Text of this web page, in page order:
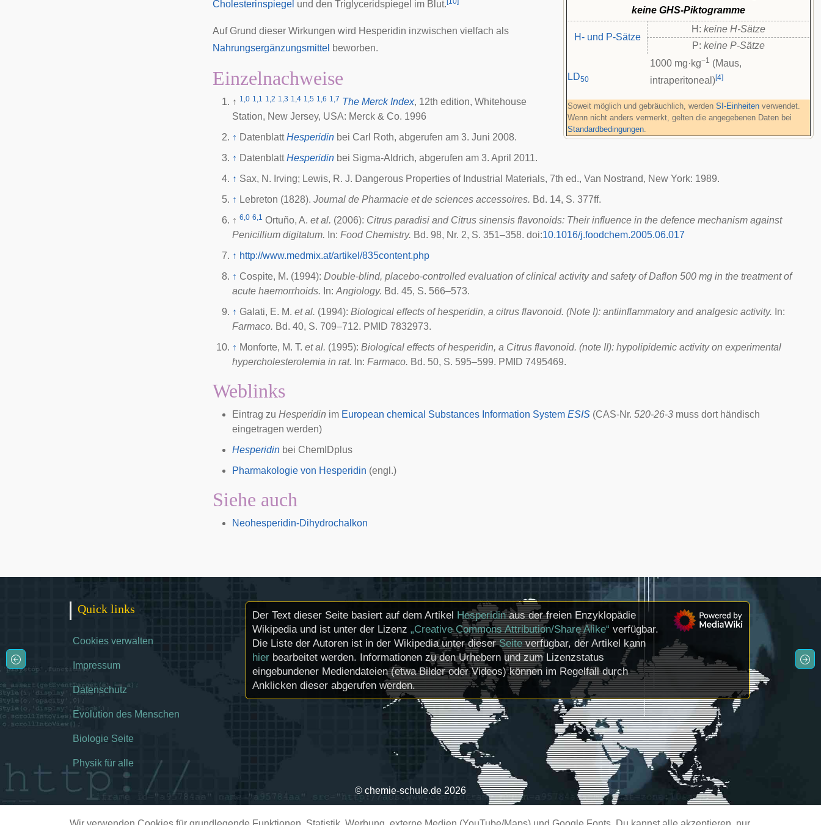
keine GHS-Piktogramme
H- und P-Sätze
H: keine H-Sätze
P: keine P-Sätze
LD50
1000 mg·kg−1 (Maus,
intraperitoneal )[4]
Soweit möglich und gebräuchlich, werden SI-Einheiten verwendet.
Wenn nicht anders vermerkt, gelten die angegebenen Daten bei
Standardbedingungen.
Cholesterinspiegel und den Triglyceridspiegel im Blut.
Auf Grund dieser Wirkungen wird Hesperidin inzwischen vielfach als
Nahrungsergänzungsmittel beworben.
Einzelnachweise
↑ 1,0 1,1 1,2 1,3 1,4 1,5 1,6 1,7 The Merck Index, 12th edition, Whitehouse
Station, New Jersey, USA: Merck & Co. 1996
↑ DatenblattHesperidin bei Carl Roth, abgerufen am 3. Juni 2008.
↑ DatenblattHesperidin bei Sigma-Aldrich, abgerufen am 3. April 2011.
↑ Sax, N. Irving; Lewis, R. J. Dangerous Properties of Industrial Materials, 7th ed., Van Nostrand, New York: 1989.
↑ Lebreton (1828). Journal de Pharmacie et de sciences accessoires. Bd. 14, S. 377ff.
↑ 6,0 6,1 Ortuño, A. et al. (2006): Citrus paradisi and Citrus sinensis flavonoids: Their influence in the defence mechanism against
Penicillium digitatum. In: Food Chemistry. Bd. 98, Nr. 2, S. 351–358. doi:10.1016/j.foodchem.2005.06.017
↑ http://www.medmix.at/artikel/835content.php
↑ Cospite, M. (1994): Double-blind, placebo-controlled evaluation of clinical activity and safety of Daflon 500 mg in the treatment of
acute haemorrhoids. In: Angiology. Bd. 45, S. 566–573.
↑ Galati, E. M. et al. (1994): Biological effects of hesperidin, a citrus flavonoid. (Note I): antiinflammatory and analgesic activity. In:
Farmaco. Bd. 40, S. 709–712. PMID 7832973.
↑ Monforte, M. T. et al. (1995): Biological effects of hesperidin, a Citrus flavonoid. (note II): hypolipidemic activity on experimental
hypercholesterolemia in rat. In: Farmaco. Bd. 50, S. 595–599. PMID 7495469.
Weblinks
Eintrag zu Hesperidin im European chemical Substances Information System ESIS (CAS-Nr. 520-26-3 muss dort händisch
eingetragen werden)
Hesperidin bei ChemIDplus
Pharmakologie von Hesperidin (engl.)
Siehe auch
Neohesperidin-Dihydrochalkon
Quick links
Cookies verwalten
Impressum
Datenschutz
Evolution des Menschen
Biologie Seite
Physik für alle
Der Text dieser Seite basiert auf dem Artikel Hesperidinaus der freien Enzyklopädie
Wikipedia und ist unter der Lizenz „Creative Commons Attribution/Share Alike“ verfügbar.
Die Liste der Autoren ist in der Wikipedia unter dieserSeiteverfügbar, der Artikel kann
hier bearbeitet werden. Informationen zu den Urhebern und zum Lizenzstatus
eingebundener Mediendateien (etwa Bilder oder Videos) können im Regelfall durch
Anklicken dieser abgerufen werden.
© chemie-schule.de 2026